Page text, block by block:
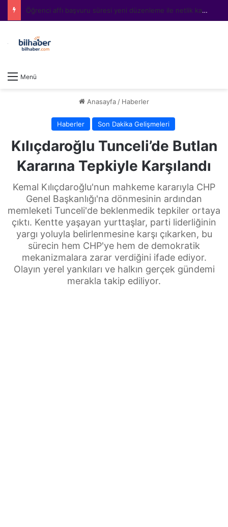
Öğrenci affı başvuru süresi yeni düzenleme ile netlik kazandı
Menü
Anasayfa / Haberler
Haberler Son Dakika Gelişmeleri
Kılıçdaroğlu Tunceli’de Butlan
Kararına Tepkiyle Karşılandı
Kemal Kılıçdaroğlu'nun mahkeme kararıyla CHP
Genel Başkanlığı'na dönmesinin ardından
memleketi Tunceli'de beklenmedik tepkiler ortaya
çıktı. Kentte yaşayan yurttaşlar, parti liderliğinin
yargı yoluyla belirlenmesine karşı çıkarken, bu
sürecin hem CHP'ye hem de demokratik
mekanizmalara zarar verdiğini ifade ediyor.
Olayın yerel yankıları ve halkın gerçek gündemi
merakla takip ediliyor.